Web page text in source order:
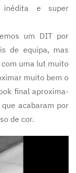
e super
um DIT por
de equipa, mas
uma lut muito
muito bem o
final aproxima-
acabaram por
de cor.